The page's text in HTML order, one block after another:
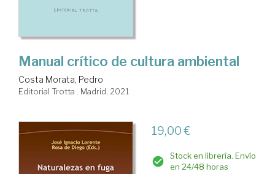
Manual crítico de cultura ambiental
Costa Morata, Pedro
Editorial Trotta . Madrid, 2021
19,00 €
Stock en librería. Envío
en 24/48 horas